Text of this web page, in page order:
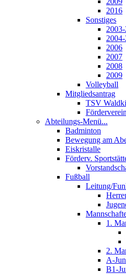
2016
Sonstiges
2006
2007
2008
2009
Volleyball
Mitgliedsantrag
TSV
Förderverein
Abteilungs-Menü...
Badminton
Bewegung am
Eiskristalle
Förderv.
Fußball
Leitung/
1.
2.
A-
B1-